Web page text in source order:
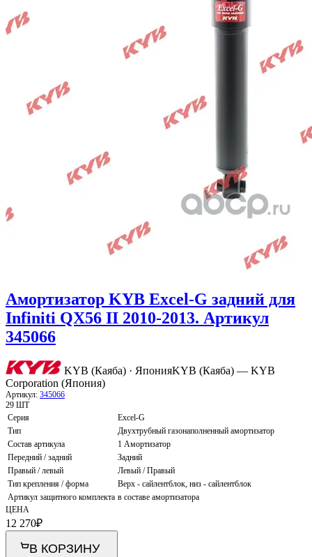
Амортизатор KYB Excel-G задний для
Infiniti QX56 II 2010-2013. Артикул
345066
KYB (Каяба) · ЯпонияKYB (Каяба) — KYB
Corporation (Япония)
Артикул: 345066
29 ШТ
Серия
Excel-G
Тип
Двухтрубный газонаполненный амортизатор
Состав артикула
1 Амортизатор
Передний / задний
Задний
Правый / левый
Левый / Правый
Тип крепления / форма
Верх - сайлентблок, низ - сайлентблок
Артикул защитного комплекта в составе амортизатора
ЦЕНА
12 270₽
В КОРЗИНУ